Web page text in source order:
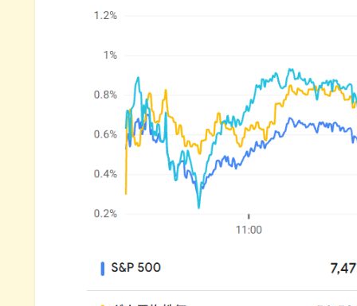
ミシガン大消費者信頼感が過去
5月の注目イベントについて
まとめ